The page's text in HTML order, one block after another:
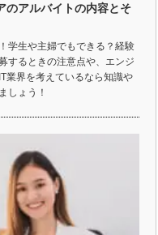
のアルバイトの内容とそ
学生や主婦でもできる？経験
するときの注意点や、エンジ
業界を考えているなら知識や
しょう！